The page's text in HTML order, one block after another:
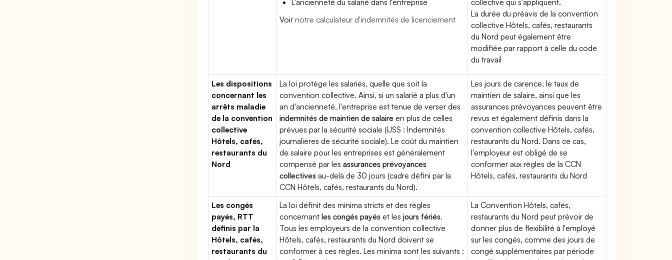
L'ancienneté du salarié dans l'entreprise
Voirnotre calculateur d'indemnités de licenciement
collective qui s'appliquent.
La durée du préavis de la convention
collective Hôtels, cafés, restaurants
du Nord peut également être
modifiée par rapport à celle du code
du travail
Les dispositions
concernant les
arrêts maladie
de la convention
collective
Hôtels, cafés,
restaurants du
Nord
La loi protège les salariés, quelle que soit la
convention collective. Ainsi, si un salarié a plus d'un
an d'ancienneté, l'entreprise est tenue de verser des
indemnités de maintien de salaire en plus de celles
prévues par la sécurité sociale (IJSS : Indemnités
journalières de sécurité sociale). Le coût du maintien
de salaire pour les entreprises est généralement
compensé par lesassurances prévoyances
collectives au-delà de 30 jours (cadre défini par la
CCN Hôtels, cafés, restaurants du Nord).
Les jours de carence, le taux de
maintien de salaire, ainsi que les
assurances prévoyances peuvent être
revus et également définis dans la
convention collective Hôtels, cafés,
restaurants du Nord. Dans ce cas,
l'employeur est obligé de se
conformer aux règles de la CCN
Hôtels, cafés, restaurants du Nord
Les congés
payés, RTT
définis par la
Hôtels, cafés,
restaurants du
La loi définit des minima stricts et des règles
concernantles congés payés et lesjours fériés.
Tous les employeurs de la convention collective
Hôtels, cafés, restaurants du Nord doivent se
conformer à ces règles. Les minima sont les suivants :
La Convention Hôtels, cafés,
restaurants du Nord peut prévoir de
donner plus de flexibilité à l'employé
sur les congés, comme des jours de
congé supplémentaires par période